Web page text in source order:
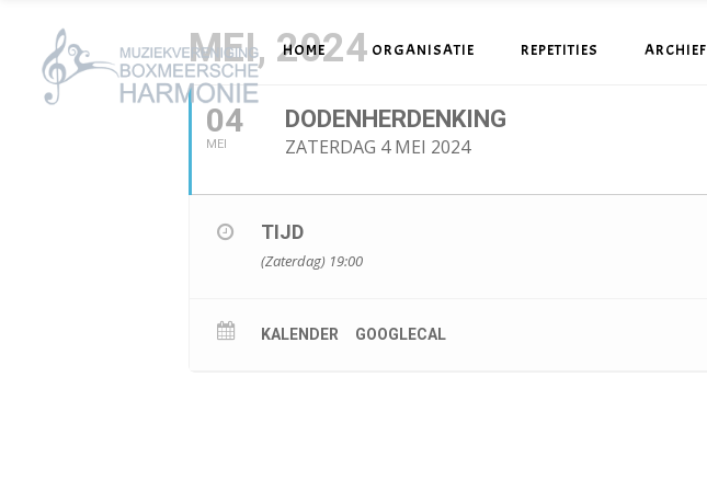
HOME ORGANISATIE REPETITIES ARCHIEF
MEI, 2024
04
MEI
DODENHERDENKING
ZATERDAG 4 MEI 2024
TIJD
(Zaterdag) 19:00
KALENDER GOOGLECAL